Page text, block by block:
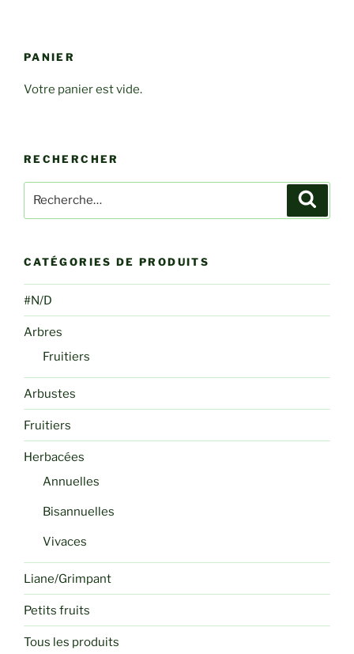
PANIER
Votre panier est vide.
RECHERCHER
pour
CATÉGORIES DE PRODUITS
#N/D
Arbres
Fruitiers
Arbustes
Fruitiers
Herbacées
Annuelles
Bisannuelles
Vivaces
Liane/Grimpant
Petits fruits
Tous les produits